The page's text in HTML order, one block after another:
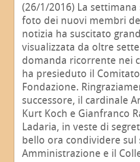
(26/1/2016) La
foto dei nuovi membri
notizia ha suscitato
visualizzata da oltre
domanda ricorrente nei
ha presieduto il
Fondazione.
successore, il cardinale
Kurt Koch e Gianfranco
Ladaria, in veste di
bello ora condividere
Amministrazione e il